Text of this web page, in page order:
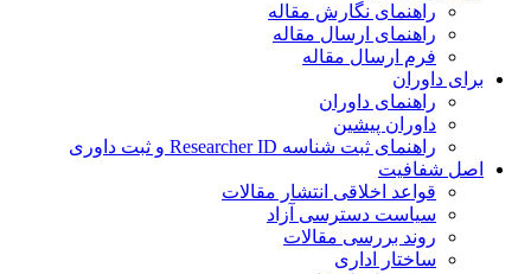
راهنمای نگارش مقاله
راهنمای ارسال مقاله
فرم ارسال مقاله
داوران
راهنمای داوران
داوران پیشین
راهنمای ثبت شناسه Researcher ID و ثبت داوری
شفافیت
قواعد اخلاقی انتشار مقالات
سیاست دسترسی آزاد
روند بررسی مقالات
ساختار اداری